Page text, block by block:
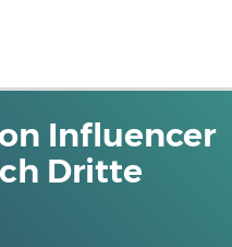
Influencer
Dritte